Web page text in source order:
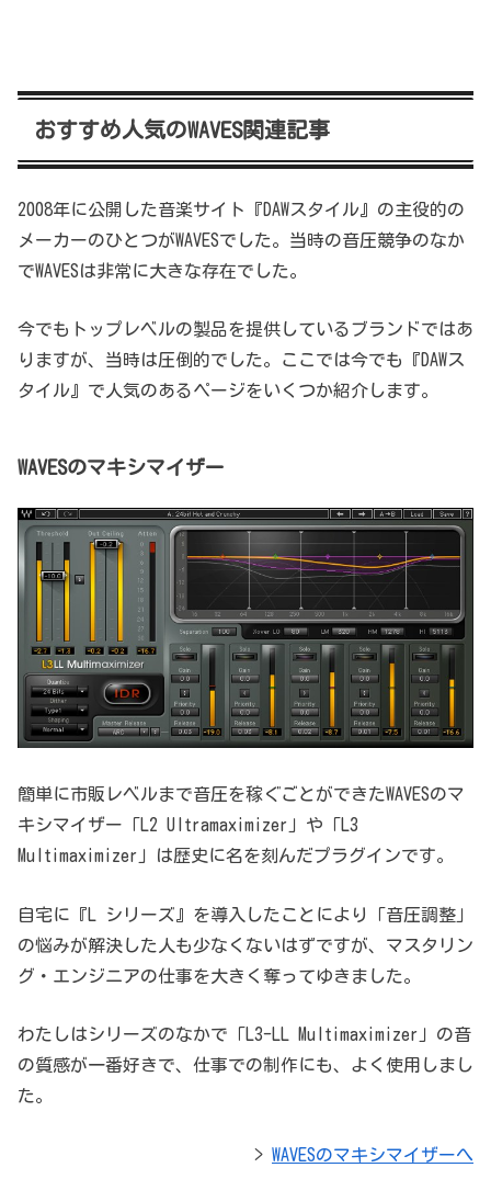
おすすめ人気のWAVES関連記事
2008年に公開した音楽サイト『DAWスタイル』の主役的の
メーカーのひとつがWAVESでした。当時の音圧競争のなか
でWAVESは非常に大きな存在でした。
今でもトップレベルの製品を提供しているブランドではあ
りますが、当時は圧倒的でした。ここでは今でも『DAWス
タイル』で人気のあるページをいくつか紹介します。
WAVESのマキシマイザー
簡単に市販レベルまで音圧を稼ぐごとができたWAVESのマ
キシマイザー「L2 Ultramaximizer」や「L3
Multimaximizer」は歴史に名を刻んだプラグインです。
自宅に『L シリーズ』を導入したことにより「音圧調整」
の悩みが解決した人も少なくないはずですが、マスタリン
グ・エンジニアの仕事を大きく奪ってゆきました。
わたしはシリーズのなかで「L3-LL Multimaximizer」の音
の質感が一番好きで、仕事での制作にも、よく使用しまし
た。
> WAVESのマキシマイザーへ